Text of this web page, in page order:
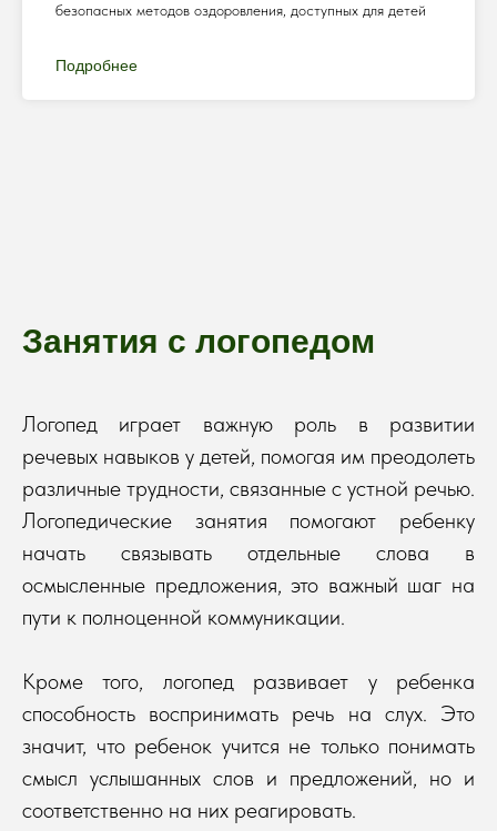
безопасных методов оздоровления, доступных для детей
Подробнее
Занятия с логопедом
Логопед играет важную роль в развитии
речевых навыков у детей, помогая им преодолеть
различные трудности, связанные с устной речью.
Логопедические занятия помогают ребенку
начать связывать отдельные слова в
осмысленные предложения, это важный шаг на
пути к полноценной коммуникации.
Кроме того, логопед развивает у ребенка
способность воспринимать речь на слух. Это
значит, что ребенок учится не только понимать
смысл услышанных слов и предложений, но и
соответственно на них реагировать.